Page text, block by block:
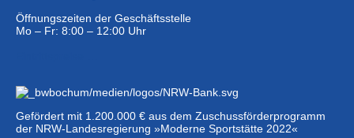
Öffnungszeiten der Geschäftsstelle
Mo – Fr: 8:00 – 12:00 Uhr
Gefördert mit 1.200.000 € aus dem Zuschussförderprogramm
der NRW-Landesregierung »Moderne Sportstätte 2022«